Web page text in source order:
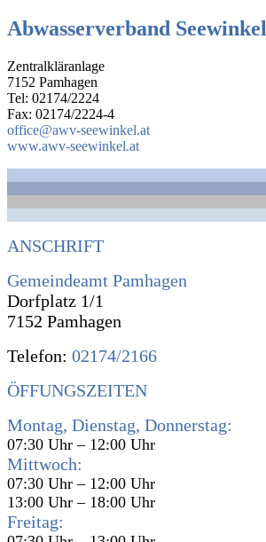
Abwasserverband Seewinkel
Zentralkläranlage
7152 Pamhagen
Tel: 02174/2224
Fax: 02174/2224-4
office@awv-seewinkel.at
www.awv-seewinkel.at
ANSCHRIFT
Gemeindeamt Pamhagen
Dorfplatz 1/1
7152 Pamhagen
Telefon: 02174/2166
ÖFFUNGSZEITEN
Montag, Dienstag, Donnerstag:
07:30 Uhr – 12:00 Uhr
Mittwoch:
07:30 Uhr – 12:00 Uhr
13:00 Uhr – 18:00 Uhr
Freitag: